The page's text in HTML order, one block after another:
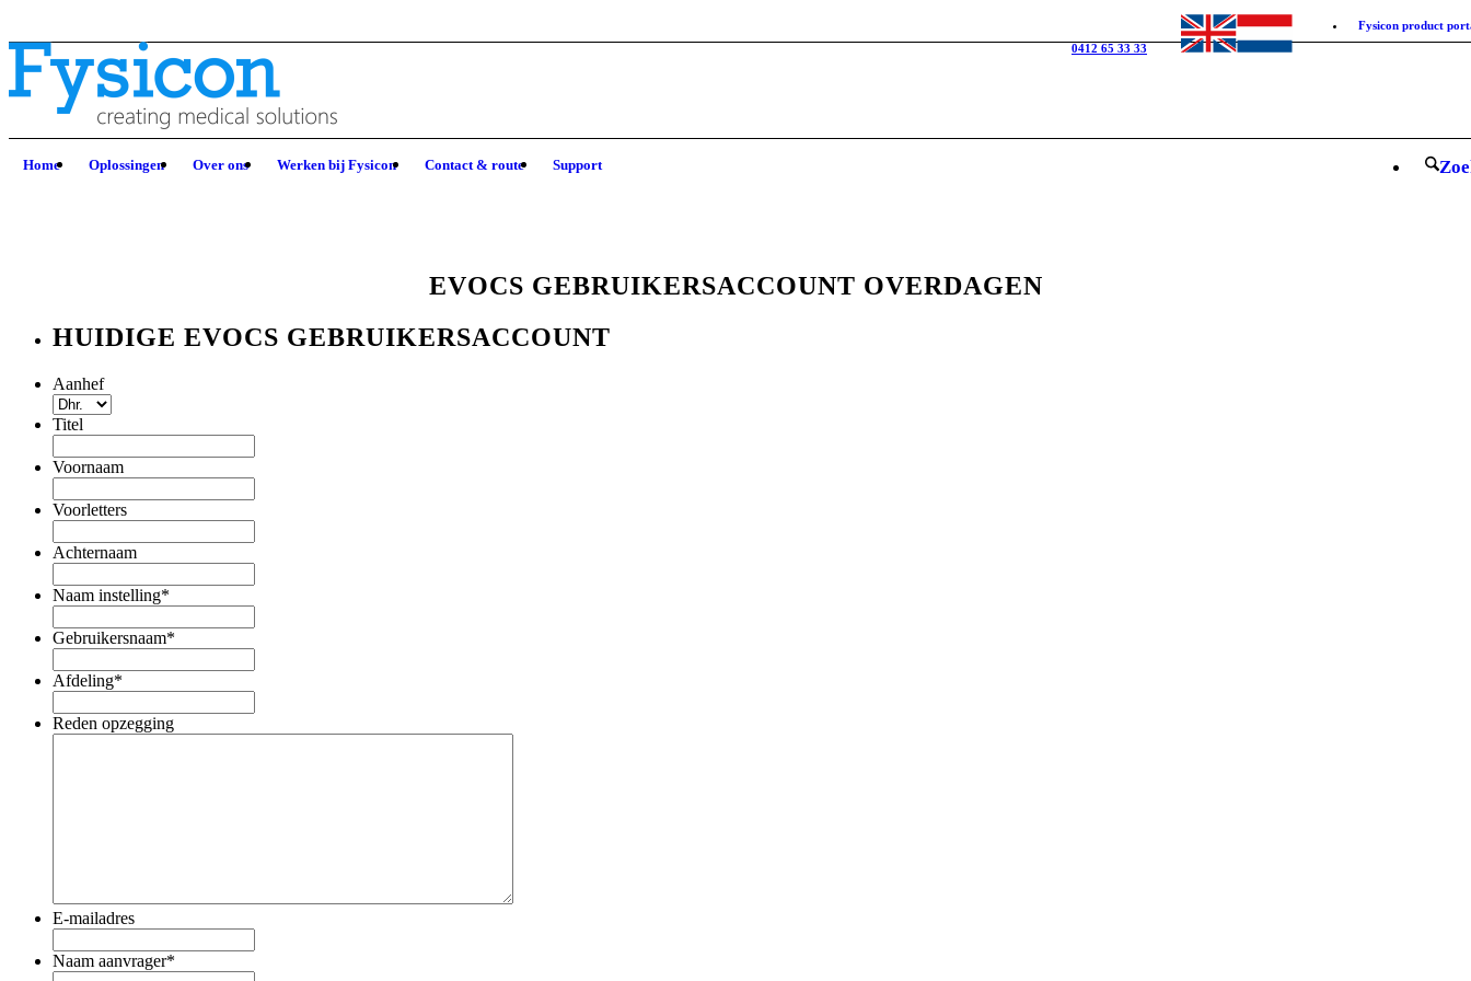
Fysicon product
0412 65 33 33
Home Oplossingen Over ons Werken bij Fysicon Contact & route Support
EVOCS GEBRUIKERSACCOUNT OVERDAGEN
HUIDIGE EVOCS GEBRUIKERSACCOUNT
Aanhef
Titel
Voornaam
Voorletters
Achternaam
Naam instelling*
Gebruikersnaam*
Afdeling*
Reden opzegging
E-mailadres
Naam aanvrager*